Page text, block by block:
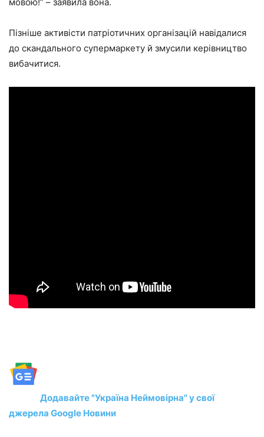
Пізніше активісти патріотичних організацій навідалися
до скандального супермаркету й змусили керівництво
вибачитися.
Додавайте "Україна Неймовірна" у свої
джерела Google Новини